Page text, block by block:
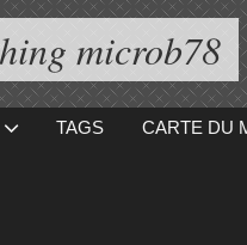
microb78
TAGS CARTE DU